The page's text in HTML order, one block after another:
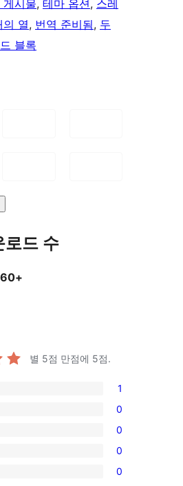
게시물, 테마 옵션, 스레
의 열, 번역 준비됨, 두
블록
로드 수
60+
별 5점 만점에 5점.
1
0
0
0
0